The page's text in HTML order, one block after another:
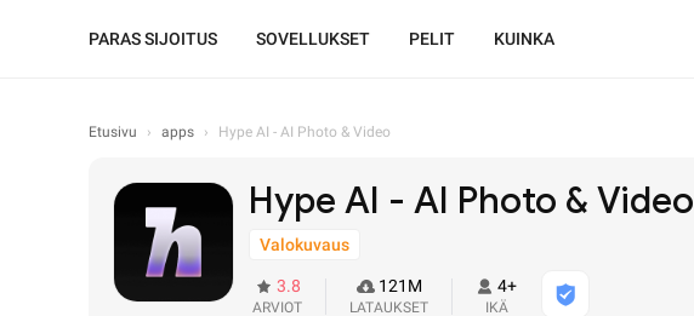
PARAS SIJOITUS SOVELLUKSET PELIT KUINKA
Etusivu › apps › Hype AI - AI Photo & Video
Hype AI - AI Photo & Video
Valokuvaus
3.8
ARVIOT
121M
LATAUKSET
4+
IKÄ